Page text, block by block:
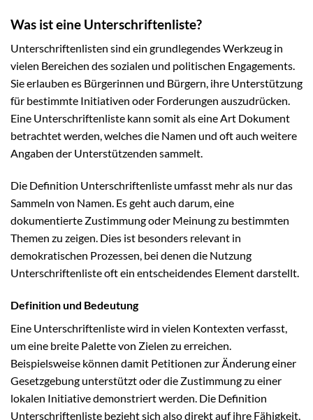
Was ist eine Unterschriftenliste?
Unterschriftenlisten sind ein grundlegendes Werkzeug in
vielen Bereichen des sozialen und politischen Engagements.
Sie erlauben es Bürgerinnen und Bürgern, ihre Unterstützung
für bestimmte Initiativen oder Forderungen auszudrücken.
Eine Unterschriftenliste kann somit als eine Art Dokument
betrachtet werden, welches die Namen und oft auch weitere
Angaben der Unterstützenden sammelt.
Die Definition Unterschriftenliste umfasst mehr als nur das
Sammeln von Namen. Es geht auch darum, eine
dokumentierte Zustimmung oder Meinung zu bestimmten
Themen zu zeigen. Dies ist besonders relevant in
demokratischen Prozessen, bei denen die Nutzung
Unterschriftenliste oft ein entscheidendes Element darstellt.
Definition und Bedeutung
Eine Unterschriftenliste wird in vielen Kontexten verfasst,
um eine breite Palette von Zielen zu erreichen.
Beispielsweise können damit Petitionen zur Änderung einer
Gesetzgebung unterstützt oder die Zustimmung zu einer
lokalen Initiative demonstriert werden. Die Definition
Unterschriftenliste bezieht sich also direkt auf ihre Fähigkeit,